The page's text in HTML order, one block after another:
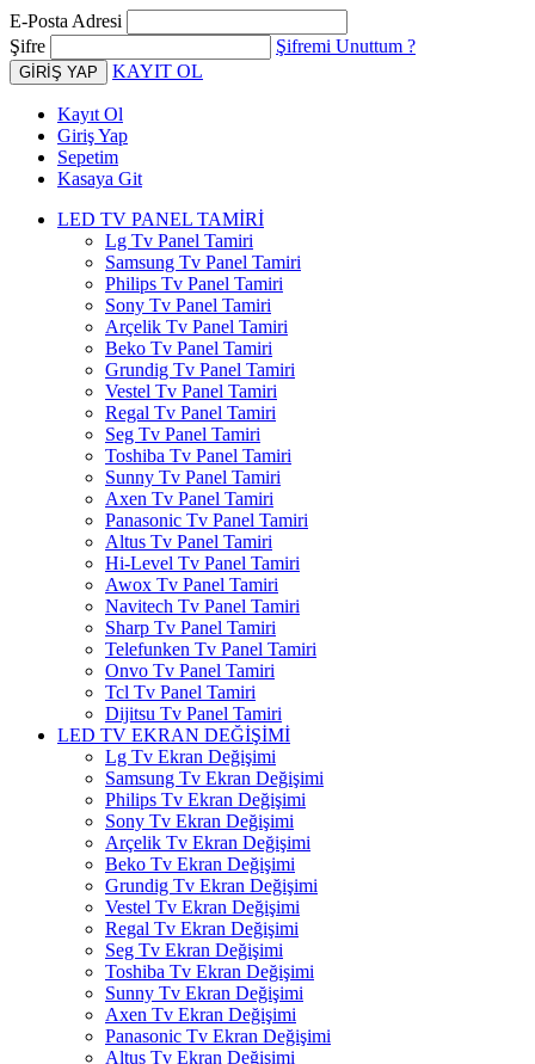
E-Posta Adresi
Şifre
Şifremi Unuttum ?
KAYIT OL
Kayıt Ol
Giriş Yap
Sepetim
Kasaya Git
LED TV PANEL TAMİRİ
Lg Tv Panel Tamiri
Samsung Tv Panel Tamiri
Philips Tv Panel Tamiri
Sony Tv Panel Tamiri
Arçelik Tv Panel Tamiri
Beko Tv Panel Tamiri
Grundig Tv Panel Tamiri
Vestel Tv Panel Tamiri
Regal Tv Panel Tamiri
Seg Tv Panel Tamiri
Toshiba Tv Panel Tamiri
Sunny Tv Panel Tamiri
Axen Tv Panel Tamiri
Panasonic Tv Panel Tamiri
Altus Tv Panel Tamiri
Hi-Level Tv Panel Tamiri
Awox Tv Panel Tamiri
Navitech Tv Panel Tamiri
Sharp Tv Panel Tamiri
Telefunken Tv Panel Tamiri
Onvo Tv Panel Tamiri
Tcl Tv Panel Tamiri
Dijitsu Tv Panel Tamiri
LED TV EKRAN DEĞİŞİMİ
Lg Tv Ekran Değişimi
Samsung Tv Ekran Değişimi
Philips Tv Ekran Değişimi
Sony Tv Ekran Değişimi
Arçelik Tv Ekran Değişimi
Beko Tv Ekran Değişimi
Grundig Tv Ekran Değişimi
Vestel Tv Ekran Değişimi
Regal Tv Ekran Değişimi
Seg Tv Ekran Değişimi
Toshiba Tv Ekran Değişimi
Sunny Tv Ekran Değişimi
Axen Tv Ekran Değişimi
Panasonic Tv Ekran Değişimi
Altus Tv Ekran Değişimi